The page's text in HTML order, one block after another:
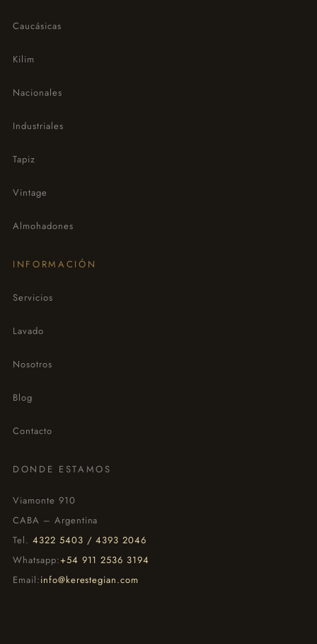
Caucásicas
Kilim
Nacionales
Industriales
Tapiz
Vintage
Almohadones
INFORMACIÓN
Servicios
Lavado
Nosotros
Blog
Contacto
DONDE ESTAMOS
Viamonte 910
CABA – Argentina
Tel. 4322 5403 / 4393 2046
Whatsapp:+54 911 2536 3194
Email:info@kerestegian.com